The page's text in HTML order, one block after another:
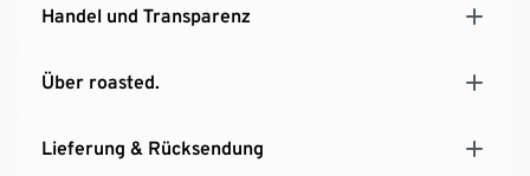
Handel und Transparenz
Über roasted.
Lieferung & Rücksendung